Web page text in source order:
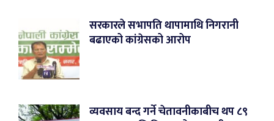
सरकारले सभापति थापामाथि निगरानी
बढाएको कांग्रेसको आरोप
व्यवसाय बन्द गर्ने चेतावनीकाबीच थप ८९